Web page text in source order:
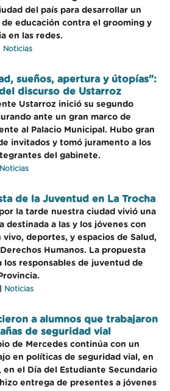
del país para desarrollar un
de educación contra el grooming y
en las redes.
Noticias
sueños, apertura y útopías":
discurso de Ustarroz
Ustarroz inició su segundo
ante un gran marco de
al Palacio Municipal. Hubo gran
invitados y tomó juramento a los
del gabinete.
Noticias
de la Juventud en La Trocha
la tarde nuestra ciudad vivió una
destinada a las y los jóvenes con
vivo, deportes, y espacios de Salud,
Humanos. La propuesta
los responsables de juventud de
Noticias
a alumnos que trabajaron
de seguridad vial
de Mercedes continúa con un
en políticas de seguridad vial, en
en el Día del Estudiante Secundario
entrega de presentes a jóvenes